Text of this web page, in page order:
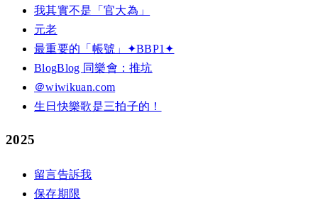
我其實不是「官大為」
元老
最重要的「帳號」✦BBP1✦
BlogBlog 同樂會：推坑
＠wiwikuan.com
生日快樂歌是三拍子的！
2025
留言告訴我
保存期限